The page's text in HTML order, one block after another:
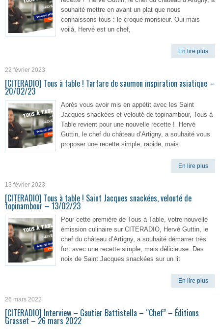
souhaité mettre en avant un plat que nous
connaissons tous : le croque-monsieur. Oui mais
voilà, Hervé est un chef,
En lire plus
22 février 2023
[CITERADIO] Tous à table ! Tartare de saumon inspiration asiatique –
20/02/23
Après vous avoir mis en appétit avec les Saint
Jacques snackées et velouté de topinambour, Tous à
Table revient pour une nouvelle recette ! Hervé
Guttin, le chef du château d’Artigny, a souhaité vous
proposer une recette simple, rapide, mais
En lire plus
13 février 2023
[CITERADIO] Tous à table ! Saint Jacques snackées, velouté de
topinambour – 13/02/23
Pour cette première de Tous à Table, votre nouvelle
émission culinaire sur CITERADIO, Hervé Guttin, le
chef du château d’Artigny, a souhaité démarrer très
fort avec une recette simple, mais délicieuse. Des
noix de Saint Jacques snackées sur un lit
En lire plus
26 mars 2022
[CITERADIO] Interview – Gautier Battistella – “Chef” – Éditions
Grasset – 26 mars 2022